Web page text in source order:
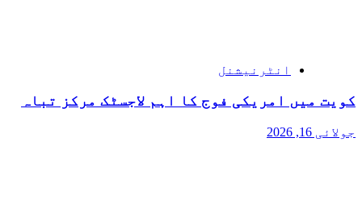
انٹرنیشنل
کویت میں امریکی فوج کا اہم لاجسٹک مرکز تباہ
جولائی 16, 2026